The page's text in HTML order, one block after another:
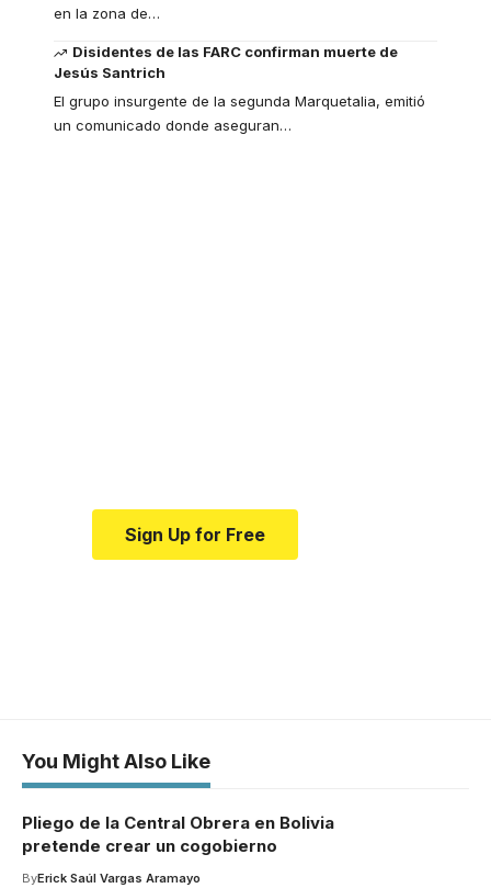
en la zona de…
Disidentes de las FARC confirman muerte de
Jesús Santrich
El grupo insurgente de la segunda Marquetalia, emitió
un comunicado donde aseguran…
Sign Up for Free
You Might Also Like
Pliego de la Central Obrera en Bolivia
pretende crear un cogobierno
ByErick Saúl Vargas Aramayo